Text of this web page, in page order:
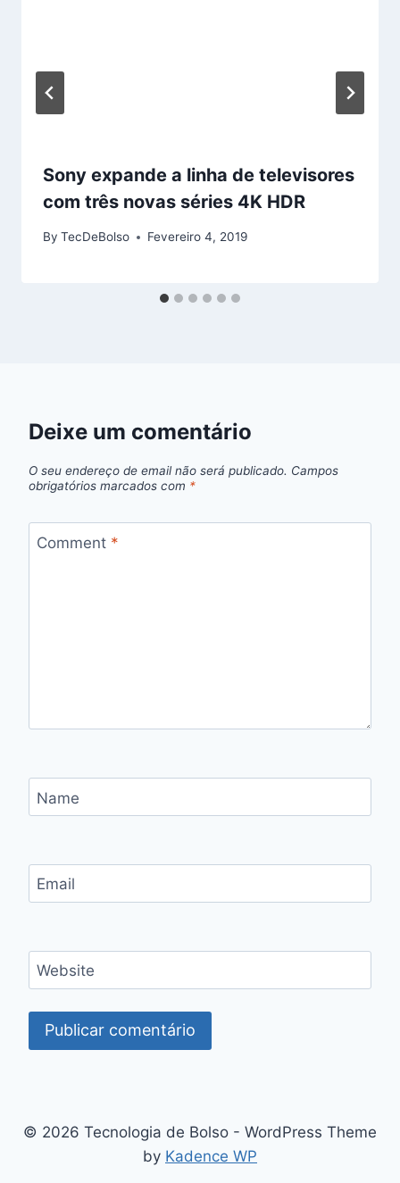
Sony expande a linha de televisores
com três novas séries 4K HDR
By TecDeBolso Fevereiro 4, 2019
Deixe um comentário
O seu endereço de email não será publicado. Campos
obrigatórios marcados com *
Comment *
Name
Email
Website
© 2026 Tecnologia de Bolso - WordPress Theme
by Kadence WP